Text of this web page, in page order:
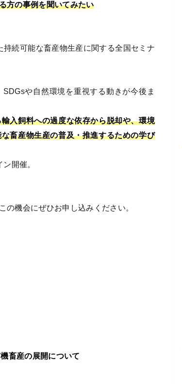
方の事例を聞いてみたい
続可能な畜産物生産に関する全国セミナ
や自然環境を重視する動きが今後ま
入飼料への過度な依存から脱却や、環境
畜産物生産の普及・推進するための学び
開催。
の機会にぜひお申し込みください。
畜産の展開について